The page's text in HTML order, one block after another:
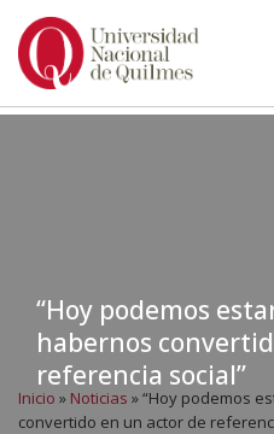
Ir
“Hoy podemos
habernos
referencia social”
Inicio » Noticias »“Hoy podemos
convertido en un actor de